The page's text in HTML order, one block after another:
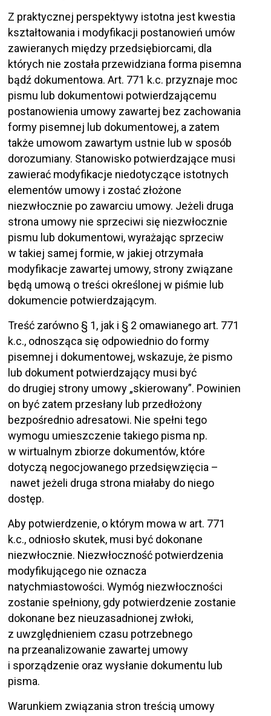
Z praktycznej perspektywy istotna jest kwestia
kształtowania i modyfikacji postanowień umów
zawieranych między przedsiębiorcami, dla
których nie została przewidziana forma pisemna
bądź dokumentowa. Art. 771 k.c. przyznaje moc
pismu lub dokumentowi potwierdzającemu
postanowienia umowy zawartej bez zachowania
formy pisemnej lub dokumentowej, a zatem
także umowom zawartym ustnie lub w sposób
dorozumiany. Stanowisko potwierdzające musi
zawierać modyfikacje niedotyczące istotnych
elementów umowy i zostać złożone
niezwłocznie po zawarciu umowy. Jeżeli druga
strona umowy nie sprzeciwi się niezwłocznie
pismu lub dokumentowi, wyrażając sprzeciw
w takiej samej formie, w jakiej otrzymała
modyfikacje zawartej umowy, strony związane
będą umową o treści określonej w piśmie lub
dokumencie potwierdzającym.
Treść zarówno § 1, jak i § 2 omawianego art. 771
k.c., odnosząca się odpowiednio do formy
pisemnej i dokumentowej, wskazuje, że pismo
lub dokument potwierdzający musi być
do drugiej strony umowy „skierowany”. Powinien
on być zatem przesłany lub przedłożony
bezpośrednio adresatowi. Nie spełni tego
wymogu umieszczenie takiego pisma np.
w wirtualnym zbiorze dokumentów, które
dotyczą negocjowanego przedsięwzięcia –
nawet jeżeli druga strona miałaby do niego
dostęp.
Aby potwierdzenie, o którym mowa w art. 771
k.c., odniosło skutek, musi być dokonane
niezwłocznie. Niezwłoczność potwierdzenia
modyfikującego nie oznacza
natychmiastowości. Wymóg niezwłoczności
zostanie spełniony, gdy potwierdzenie zostanie
dokonane bez nieuzasadnionej zwłoki,
z uwzględnieniem czasu potrzebnego
na przeanalizowanie zawartej umowy
i sporządzenie oraz wysłanie dokumentu lub
pisma.
Warunkiem związania stron treścią umowy